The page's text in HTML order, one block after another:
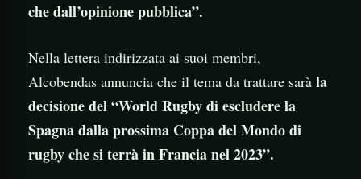
che dall’opinione pubblica”.
Nella lettera indirizzata ai suoi membri,
Alcobendas annuncia che il tema da trattare sarà la
decisione del “World Rugby di escludere la
Spagna dalla prossima Coppa del Mondo di
rugby che si terrà in Francia nel 2023”.